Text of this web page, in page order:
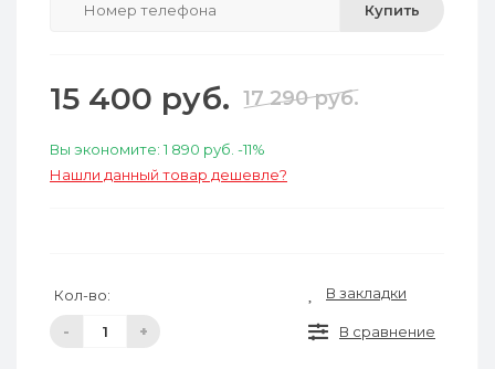
Купить
15 400 руб. 17 290 руб.
Вы экономите: 1 890 руб. -11%
Нашли данный товар дешевле?
Кол-во:
- +
В закладки
В сравнение